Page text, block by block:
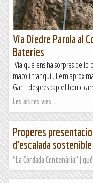
Via Diedre Parola al
Bateries
Via que ens ha sorpres de
maco i tranquil. Fem
Gari i despres cap el bonic
Les altres vies...
Properes
d’escalada
"La Cordada Centenària" |